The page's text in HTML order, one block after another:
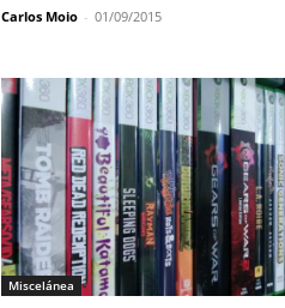
Carlos Moio - 01/09/2015
Miscelánea